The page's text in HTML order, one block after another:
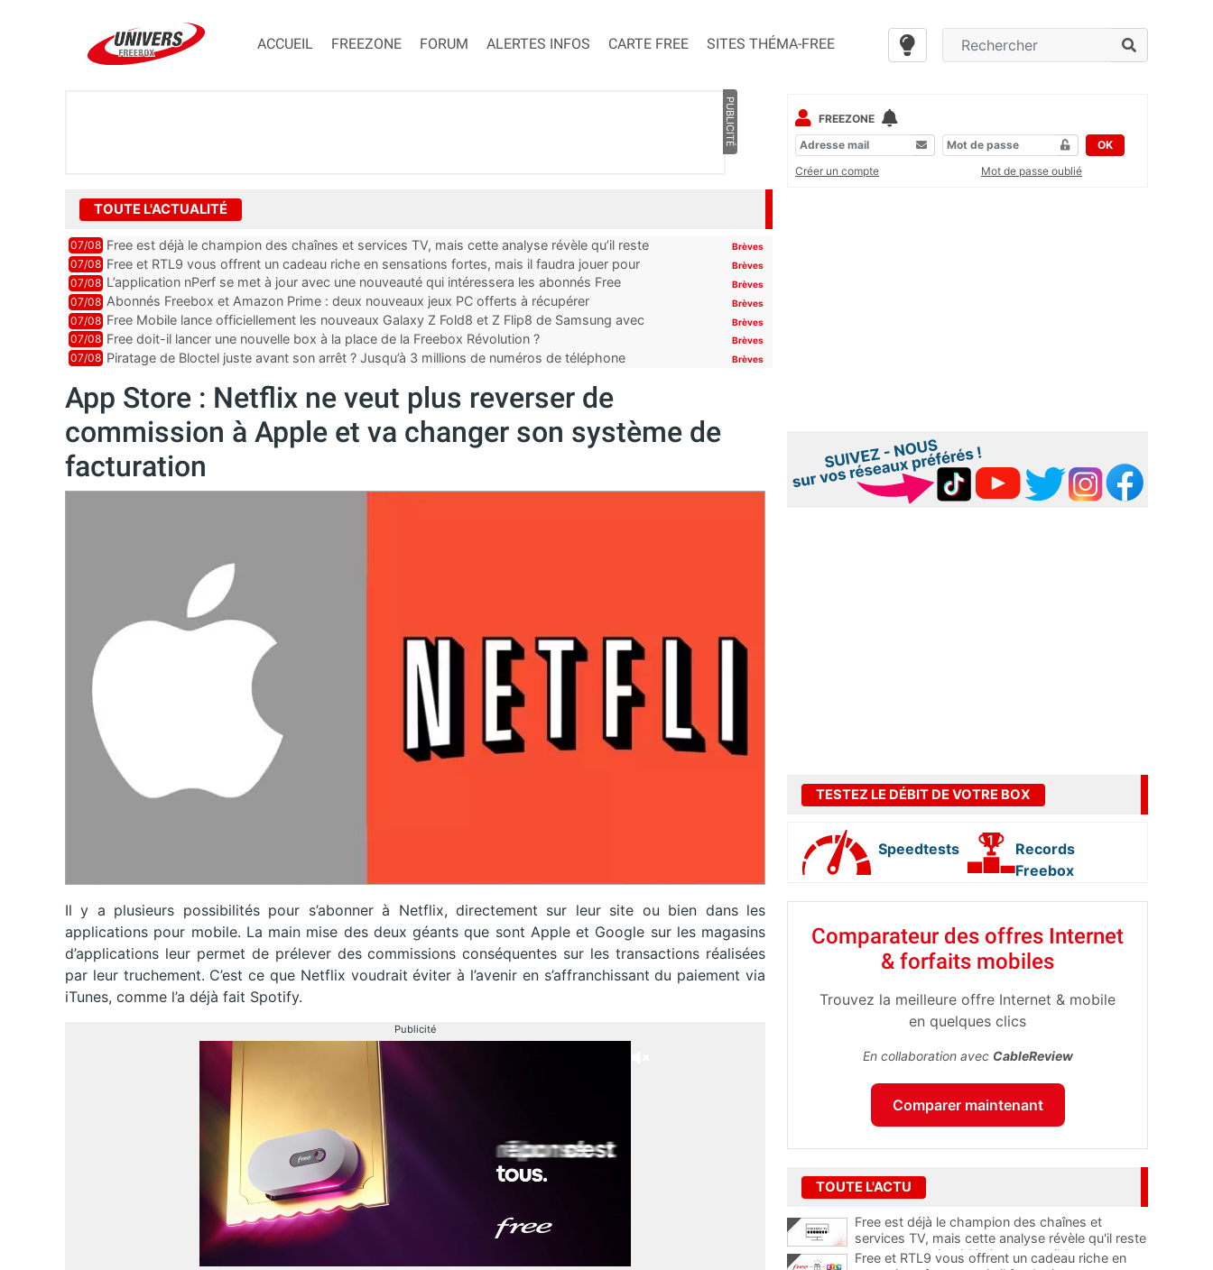
ACCUEIL FREEZONE FORUM ALERTES INFOS CARTE FREE SITES THÉMA-FREE
PUBLICITÉ
TOUTE L'ACTUALITÉ
07/08 Free est déjà le champion des chaînes et services TV, mais cette analyse révèle qu’il reste
encore au moin...
Brèves
07/08 Free et RTL9 vous offrent un cadeau riche en sensations fortes, mais il faudra jouer pour
l’obtenir
Brèves
07/08 L’application nPerf se met à jour avec une nouveauté qui intéressera les abonnés Free
Mobile, Orange, SFR ...
Brèves
07/08 Abonnés Freebox et Amazon Prime : deux nouveaux jeux PC offerts à récupérer Brèves
07/08 Free Mobile lance officiellement les nouveaux Galaxy Z Fold8 et Z Flip8 de Samsung avec
des promos et des cadeaux
Brèves
07/08 Free doit-il lancer une nouvelle box à la place de la Freebox Révolution ? Brèves
07/08 Piratage de Bloctel juste avant son arrêt ? Jusqu’à 3 millions de numéros de téléphone
Brèves
App Store : Netflix ne veut plus reverser de
commission à Apple et va changer son système de
facturation
Il y a plusieurs possibilités pour s’abonner à Netflix, directement sur leur site ou bien dans les
applications pour mobile. La main mise des deux géants que sont Apple et Google sur les magasins
d’applications leur permet de prélever des commissions conséquentes sur les transactions réalisées
par leur truchement. C’est ce que Netflix voudrait éviter à l’avenir en s’affranchissant du paiement via
iTunes, comme l’a déjà fait Spotify.
Publicité
FREEZONE
OK
Créer un compte
Mot de passe oublié
TESTEZ LE DÉBIT DE VOTRE BOX
Speedtests
Records
Freebox
Comparateur des offres Internet
& forfaits mobiles
Trouvez la meilleure offre Internet & mobile
en quelques clics
En collaboration avec CableReview
Comparer maintenant
TOUTE L'ACTU
Free est déjà le champion des chaînes et
services TV, mais cette analyse révèle qu'il reste
encore au moins 141 ajouts possibles
Free et RTL9 vous offrent un cadeau riche en